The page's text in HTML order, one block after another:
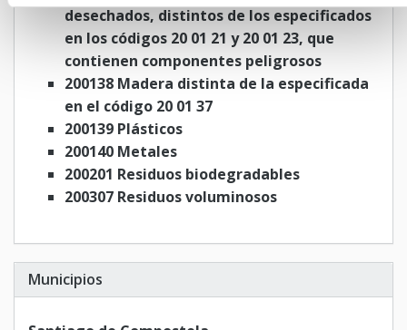
desechados, distintos de los especificados
en los códigos 20 01 21 y 20 01 23, que
contienen componentes peligrosos
200138 Madera distinta de la especificada
en el código 20 01 37
200139 Plásticos
200140 Metales
200201 Residuos biodegradables
200307 Residuos voluminosos
Municipios